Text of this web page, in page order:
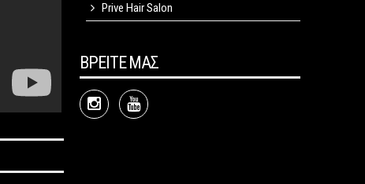
Prive Hair Salon
ΒΡΕΙΤΕ ΜΑΣ